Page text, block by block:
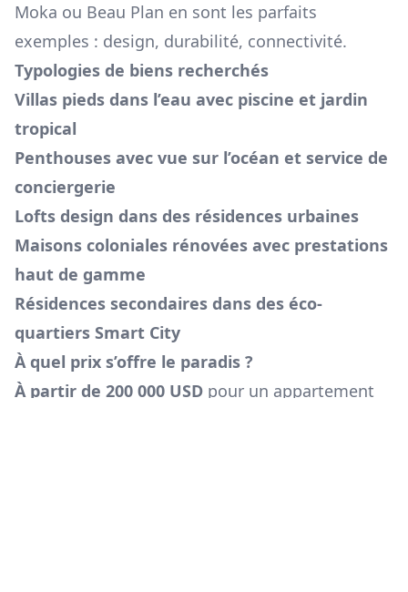
Moka ou Beau Plan en sont les parfaits
exemples : design, durabilité, connectivité.
Typologies de biens recherchés
Villas pieds dans l’eau avec piscine et jardin
tropical
Penthouses avec vue sur l’océan et service de
conciergerie
Lofts design dans des résidences urbaines
Maisons coloniales rénovées avec prestations
haut de gamme
Résidences secondaires dans des éco-
quartiers Smart City
À quel prix s’offre le paradis ?
À partir de 200 000 USD pour un appartement